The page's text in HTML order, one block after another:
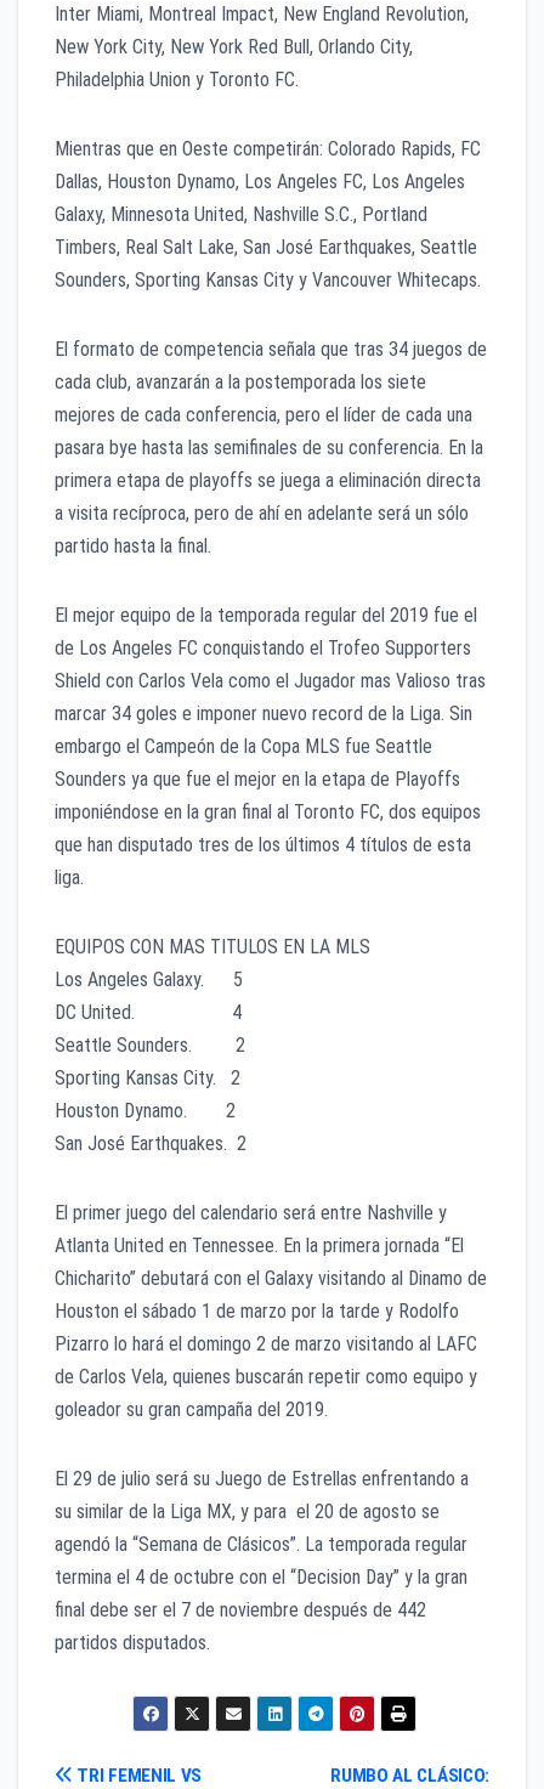
Inter Miami, Montreal Impact, New England Revolution,
New York City, New York Red Bull, Orlando City,
Philadelphia Union y Toronto FC.
Mientras que en Oeste competirán: Colorado Rapids, FC
Dallas, Houston Dynamo, Los Angeles FC, Los Angeles
Galaxy, Minnesota United, Nashville S.C., Portland
Timbers, Real Salt Lake, San José Earthquakes, Seattle
Sounders, Sporting Kansas City y Vancouver Whitecaps.
El formato de competencia señala que tras 34 juegos de
cada club, avanzarán a la postemporada los siete
mejores de cada conferencia, pero el líder de cada una
pasara bye hasta las semifinales de su conferencia. En la
primera etapa de playoffs se juega a eliminación directa
a visita recíproca, pero de ahí en adelante será un sólo
partido hasta la final.
El mejor equipo de la temporada regular del 2019 fue el
de Los Angeles FC conquistando el Trofeo Supporters
Shield con Carlos Vela como el Jugador mas Valioso tras
marcar 34 goles e imponer nuevo record de la Liga. Sin
embargo el Campeón de la Copa MLS fue Seattle
Sounders ya que fue el mejor en la etapa de Playoffs
imponiéndose en la gran final al Toronto FC, dos equipos
que han disputado tres de los últimos 4 títulos de esta
liga.
EQUIPOS CON MAS TITULOS EN LA MLS
Los Angeles Galaxy. 5
DC United. 4
Seattle Sounders. 2
Sporting Kansas City. 2
Houston Dynamo. 2
San José Earthquakes. 2
El primer juego del calendario será entre Nashville y
Atlanta United en Tennessee. En la primera jornada “El
Chicharito” debutará con el Galaxy visitando al Dinamo de
Houston el sábado 1 de marzo por la tarde y Rodolfo
Pizarro lo hará el domingo 2 de marzo visitando al LAFC
de Carlos Vela, quienes buscarán repetir como equipo y
goleador su gran campaña del 2019.
El 29 de julio será su Juego de Estrellas enfrentando a
su similar de la Liga MX, y para el 20 de agosto se
agendó la “Semana de Clásicos”. La temporada regular
termina el 4 de octubre con el “Decision Day” y la gran
final debe ser el 7 de noviembre después de 442
partidos disputados.
RUMBO AL CLÁSICO:
TRI FEMENIL VS